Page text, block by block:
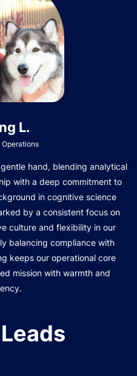
L.
hand, blending analytical
with a deep commitment to
in cognitive science
by a consistent focus on
culture and flexibility in our
balancing compliance with
keeps our operational core
mission with warmth and